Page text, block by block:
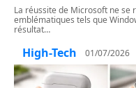
La réussite de Microsoft ne se
emblématiques tels que
résultat…
High-Tech 01/07/2026